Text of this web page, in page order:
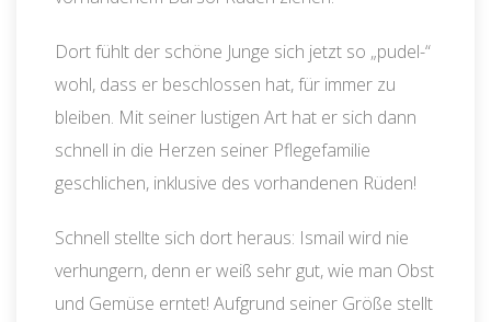
Dort fühlt der schöne Junge sich jetzt so „pudel-“
wohl, dass er beschlossen hat, für immer zu
bleiben. Mit seiner lustigen Art hat er sich dann
schnell in die Herzen seiner Pflegefamilie
geschlichen, inklusive des vorhandenen Rüden!
Schnell stellte sich dort heraus: Ismail wird nie
verhungern, denn er weiß sehr gut, wie man Obst
und Gemüse erntet! Aufgrund seiner Größe stellt